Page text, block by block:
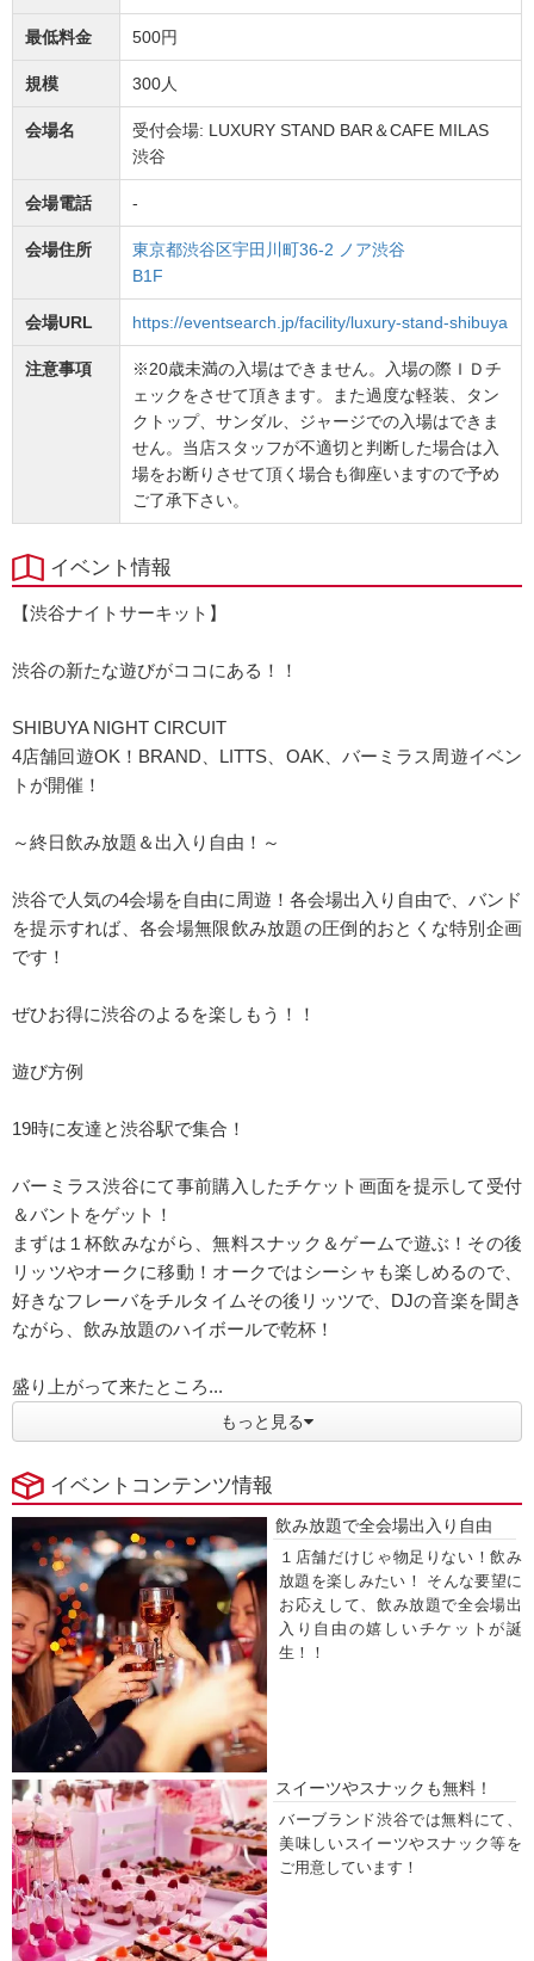
最低料金 500円
規模 300人
会場名
受付会場: LUXURY STAND BAR＆CAFE MILAS
渋谷
会場電話 -
会場住所
東京都渋谷区宇田川町36-2 ノア渋谷
B1F
会場URL https://eventsearch.jp/facility/luxury-stand-shibuya
注意事項
※20歳未満の入場はできません。入場の際ＩＤチ
ェックをさせて頂きます。また過度な軽装、タン
クトップ、サンダル、ジャージでの入場はできま
せん。当店スタッフが不適切と判断した場合は入
場をお断りさせて頂く場合も御座いますので予め
ご了承下さい。
イベント情報
【渋谷ナイトサーキット】
渋谷の新たな遊びがココにある！！
SHIBUYA NIGHT CIRCUIT
4店舗回遊OK！BRAND、LITTS、OAK、バーミラス周遊イベン
トが開催！
～終日飲み放題＆出入り自由！～
渋谷で人気の4会場を自由に周遊！各会場出入り自由で、バンド
を提示すれば、各会場無限飲み放題の圧倒的おとくな特別企画
です！
ぜひお得に渋谷のよるを楽しもう！！
遊び方例
19時に友達と渋谷駅で集合！
バーミラス渋谷にて事前購入したチケット画面を提示して受付
＆バントをゲット！
まずは１杯飲みながら、無料スナック＆ゲームで遊ぶ！その後
リッツやオークに移動！オークではシーシャも楽しめるので、
好きなフレーバをチルタイムその後リッツで、DJの音楽を聞き
ながら、飲み放題のハイボールで乾杯！
盛り上がって来たところ...
もっと見る
イベントコンテンツ情報
飲み放題で全会場出入り自由
１店舗だけじゃ物足りない！飲み
放題を楽しみたい！ そんな要望に
お応えして、飲み放題で全会場出
入り自由の嬉しいチケットが誕
生！！
スイーツやスナックも無料！
バーブランド渋谷では無料にて、
美味しいスイーツやスナック等を
ご用意しています！